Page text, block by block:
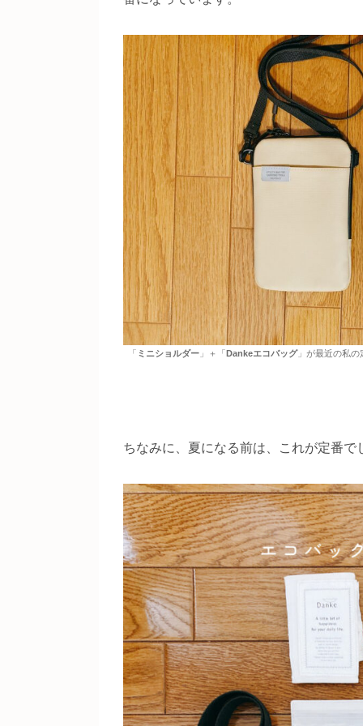
「 ミニショルダー 」＋「Dankeエコバッグ」が最近の私の
ちなみに、夏になる前は、これが定番